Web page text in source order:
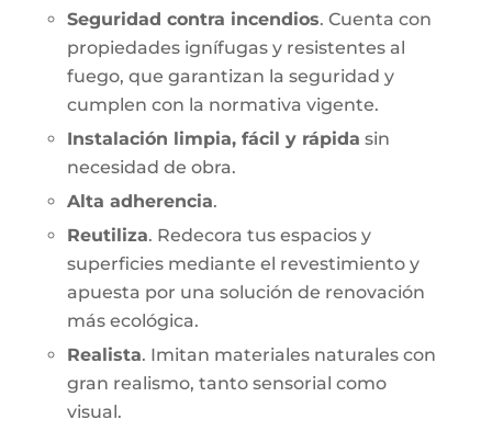
Seguridad contra incendios. Cuenta con
propiedades ignífugas y resistentes al
fuego, que garantizan la seguridad y
cumplen con la normativa vigente.
Instalación limpia, fácil y rápida sin
necesidad de obra.
Alta adherencia.
Reutiliza. Redecora tus espacios y
superficies mediante el revestimiento y
apuesta por una solución de renovación
más ecológica.
Realista. Imitan materiales naturales con
gran realismo, tanto sensorial como
visual.